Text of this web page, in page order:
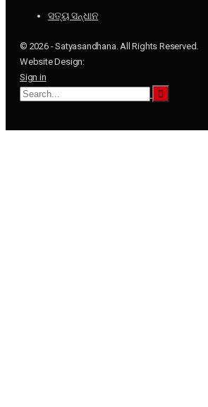
ସତ୍ୟ ସନ୍ଧାନ
© 2026 - Satyasandhana. All Rights Reserved.
Website Design:
Sign in